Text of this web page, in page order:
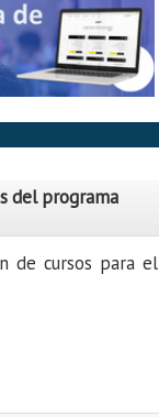
del programa
de cursos para el